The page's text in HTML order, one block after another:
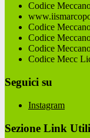
Codice
Codice
Codice
Codice
Codice Mecc
Seguici su
Instagram
Sezione Link Utili